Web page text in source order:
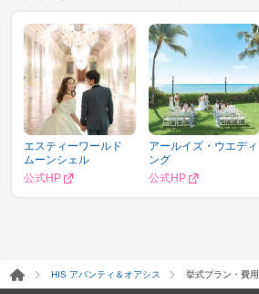
エスティーワールド
ムーンシェル
公式HP
アールイズ・ウエディ
ング
公式HP
HIS アバンティ＆オアシス 挙式プラン・費用